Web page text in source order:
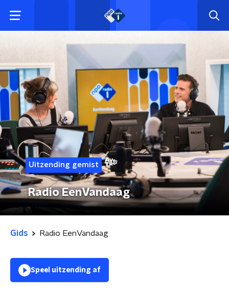
Uitzending gemist
Radio EenVandaag
Gids Radio EenVandaag
Speel uitzending af